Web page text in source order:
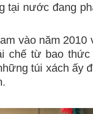
tại nước đang
vào năm
chế từ bao
túi xách ấy